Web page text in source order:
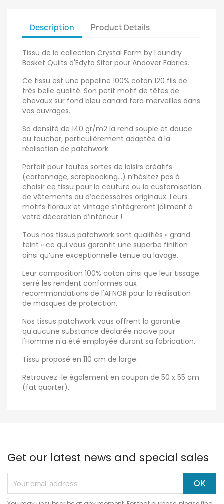
Description Product Details
Tissu de la collection Crystal Farm by Laundry
Basket Quilts d'Edyta Sitar pour Andover Fabrics.
Ce tissu est une popeline 100% coton 120 fils de
très belle qualité. Son petit motif de têtes de
chevaux sur fond bleu canard fera merveilles dans
vos ouvrages.
Sa densité de 140 gr/m2 la rend souple et douce
au toucher, particulièrement adaptée à la
réalisation de patchwork.
Parfait pour toutes sortes de loisirs créatifs
(cartonnage, scrapbooking…) n’hésitez pas à
choisir ce tissu pour la couture ou la customisation
de vêtements ou d’accessoires originaux. Leurs
motifs floraux et vintage s’intégreront joliment à
votre décoration d’intérieur !
Tous nos tissus patchwork sont qualifiés « grand
teint » ce qui vous garantit une superbe finition
ainsi qu’une exceptionnelle tenue au lavage.
Leur composition 100% coton ainsi que leur tissage
serré les rendent conformes aux
recommandations de l'AFNOR pour la réalisation
de masques de protection.
Nos tissus patchwork vous offrent la garantie
qu'aucune substance déclarée nocive pour
l'Homme n'a été employée durant sa fabrication.
Tissu proposé en 110 cm de large.
Retrouvez-le également en coupon de 50 x 55 cm
(fat quarter).
Get our latest news and special sales